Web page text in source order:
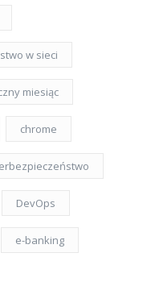
w sieci
miesiąc
chrome
DevOps
e-banking